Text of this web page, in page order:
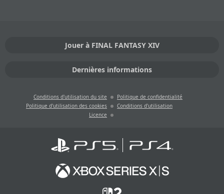
Jouer à FINAL FANTASY XIV
Dernières informations
Conditions d'utilisation du site
Politique de confidentialité
Politique d'utilisation des cookies
Conditions d'utilisation
Licence